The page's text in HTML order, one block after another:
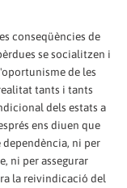
conseqüències de
se socialitzen i
de les
tants i tants
dels estats a
ens diuen que
ni per
ni per assegurar
la reivindicació del